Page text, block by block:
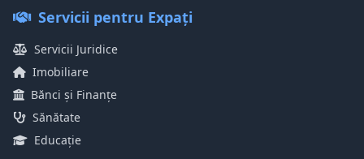
Servicii pentru Expați
Servicii Juridice
Imobiliare
Bănci și Finanțe
Sănătate
Educație